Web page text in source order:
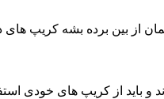
از بین برده بشه کریپ های
از کریپ های خودی